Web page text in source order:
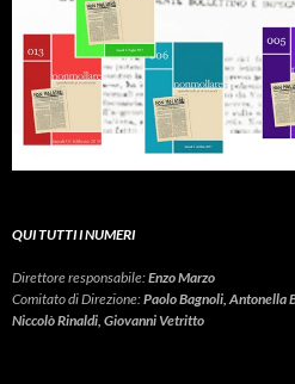
QUI TUTTI I NUMERI
Direttore responsabile:Enzo Marzo
Comitato di Direzione:Paolo Bagnoli, Antonella
Niccolò Rinaldi, Giovanni Vetritto